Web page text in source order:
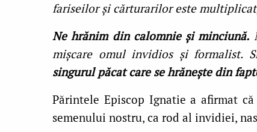
fariseilor şi cărturarilor este
Ne hrănim din calomnie şi minciună.
mişcare omul invidios şi formalist.
singurul păcat care se hrăneşte din
Părintele Episcop Ignatie a afirmat
semenului nostru, ca rod al invidiei,